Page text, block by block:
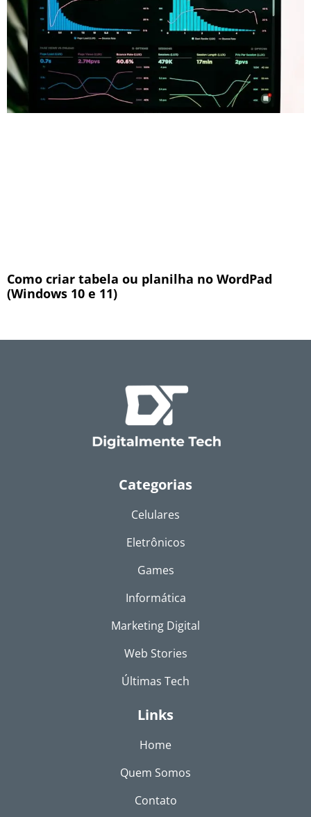
Como criar tabela ou planilha no WordPad
(Windows 10 e 11)
Categorias
Celulares
Eletrônicos
Games
Informática
Marketing Digital
Web Stories
Últimas Tech
Links
Home
Quem Somos
Contato